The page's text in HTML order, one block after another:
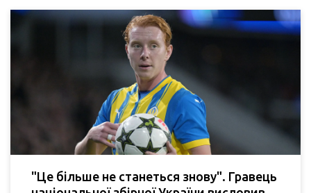
"Це більше не станеться знову". Гравець